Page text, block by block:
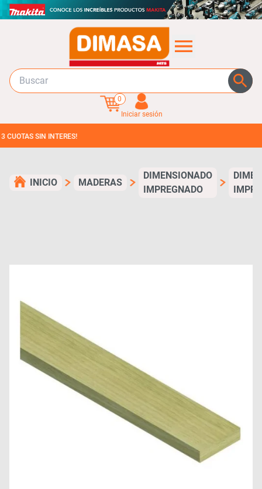
0
Iniciar sesión
SIN INTERES!
INICIO MADERAS
DIMENSIONADO
IMPREGNADO